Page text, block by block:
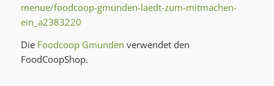
menue/foodcoop-gmunden-laedt-zum-mitmachen-
ein_a2383220
Die Foodcoop Gmunden verwendet den
FoodCoopShop.